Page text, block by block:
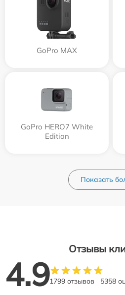
GoPro MAX
GoPro HERO7 White
Edition
Показать
Отзывы
4.91799 отзывов 5358